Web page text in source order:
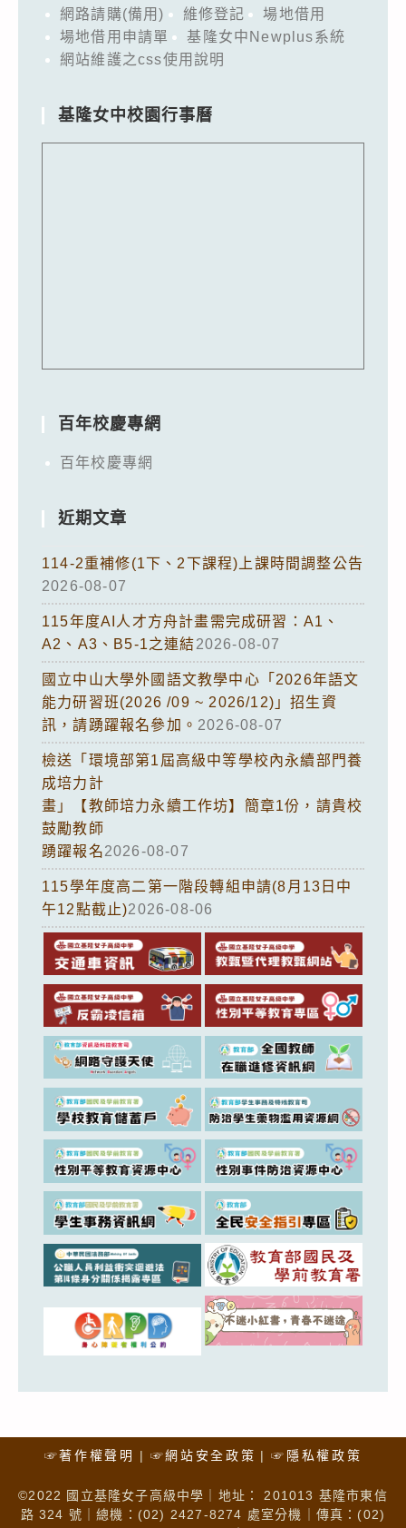
網路請購(備用)
維修登記
場地借用
場地借用申請單
基隆女中Newplus系統
網站維護之css使用說明
基隆女中校園行事曆
百年校慶專網
百年校慶專網
近期文章
114-2重補修(1下、2下課程)上課時間調整公告
2026-08-07
115年度AI人才方舟計畫需完成研習：A1、
A2、A3、B5-1之連結2026-08-07
國立中山大學外國語文教學中心「2026年語文
能力研習班(2026 /09 ~ 2026/12)」招生資
訊，請踴躍報名參加。 2026-08-07
檢送「環境部第1屆高級中等學校內永續部門養
成培力計
畫」【教師培力永續工作坊】簡章1份，請貴校
鼓勵教師
踴躍報名2026-08-07
115學年度高二第一階段轉組申請(8月13日中
午12點截止)2026-08-06
☞著作權聲明 ☞網站安全政策 ☞隱私權政策
©2022 國立基隆女子高級中學｜地址： 201013 基隆市東信
路 324 號｜總機：(02) 2427-8274 處室分機｜傳真：(02)